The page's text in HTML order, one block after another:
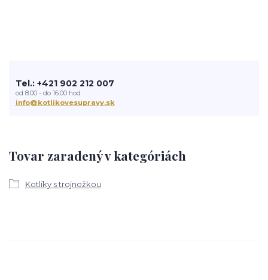
Tovar zaradený v kategóriách
Kotlíky s trojnožkou
Tel.: +421 902 212 007
od 8:00 - do 16:00 hod
info@kotlikovesupravy.sk